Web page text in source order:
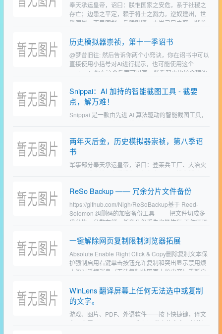
奉天承运皇帝，诏曰：朕惟国家之安危，系于社稷之
存亡；边患之平定，赖于将士之戮力。逆奴建州，世
受国恩，不思图报，反肆猖獗。去岁己巳之变，贼首
诛！赖祖宗列圣之…
历史模拟器崇祯，第十一季诏书
@梦昔旧往: 然后告诉你两个小窍诀，你在诏书中可以
直接使用小括号对AI进行提示，也可能使用这个
system：你在这个后面可以写一些看起来比较合理的
的朝政…
Snippai：AI 加持的智能截图工具 - 截要
点，解万难！
Snippai 是一款由先进 AI 算法驱动的智能截图工具，
功能全面，体验高效，帮助你更轻松地处理截图内
内容解读，Snippai 带来了截图工具的全新智能…
两年灭后金，历史模拟器崇祯，第八季诏
书
军事部分奉天承运皇帝，诏曰：登莱兵工厂、大冶火
工厂、佛山铁厂上季设备运行稳定，工匠操作娴熟，
千支，燧发手枪季产三万支，红夷大炮季产七百门，
ReSo Backup —— 冗余分片文件备份
https://github.com/Nigh/ReSoBackup基于 Reed-
Solomon 纠删码的加密备份工具 —— 把文件切成多
份分片，分散存储，任意几份丢失也能恢复 工作原理
一键解除网页复制限制浏览器拓展
Absolute Enable Right Click & Copy删除复制文本保
护强制启用右键单击按钮允许复制和突出显示禁用烦
人的对话框消息（无法复制此网页上的内容）重新启
WinLens 翻译屏幕上任何无法选中或复制
的文字。
游戏、图片、PDF、外语软件——按下快捷键，译文
在原位置显示。WinLens 翻译屏幕上的文字，并将译